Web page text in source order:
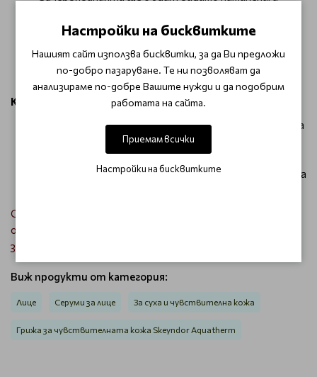
изчезне.
агресори и оставя усещане за свежест и мекота
през целия ден.
Как да използвате:
Нанесете малко количество върху почистена кожа
сутрин и/или вечер, като леко масажирате до
пълното му попиване.
За оптимален ефект използвайте преди нанасяне на
С Skeyndor Aquatherm Serum, кожата ви ще се чувства
обгрижена и защитена – перфектният избор за нежна и
здрава кожа!
Виж продукти от категория:
Лице Серуми за лице За суха и чувствителна кожа
Грижа за чувствителната кожа Skeyndor Aquatherm
Настройки на бисквитките
Нашият сайт използва бисквитки, за да Ви предложи
по-добро пазаруване. Те ни позволяват да
анализираме по-добре Вашите нужди и да подобрим
работата на сайта.
Приемам всички
Настройки на бисквитките